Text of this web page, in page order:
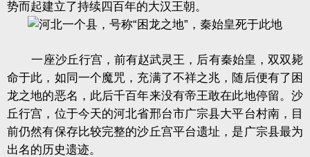
势而起建立了持续四百年的大汉王朝。
一座沙丘行宫，前有赵武灵王，后有秦始皇，双双毙
命于此，如同一个魔咒，充满了不祥之兆，随后便有了困
龙之地的恶名，此后千百年来没有帝王敢在此地停留。沙
丘行宫，位于今天的河北省邢台市广宗县大平台村南，目
前仍然有保存比较完整的沙丘宫平台遗址，是广宗县最为
出名的历史遗迹。